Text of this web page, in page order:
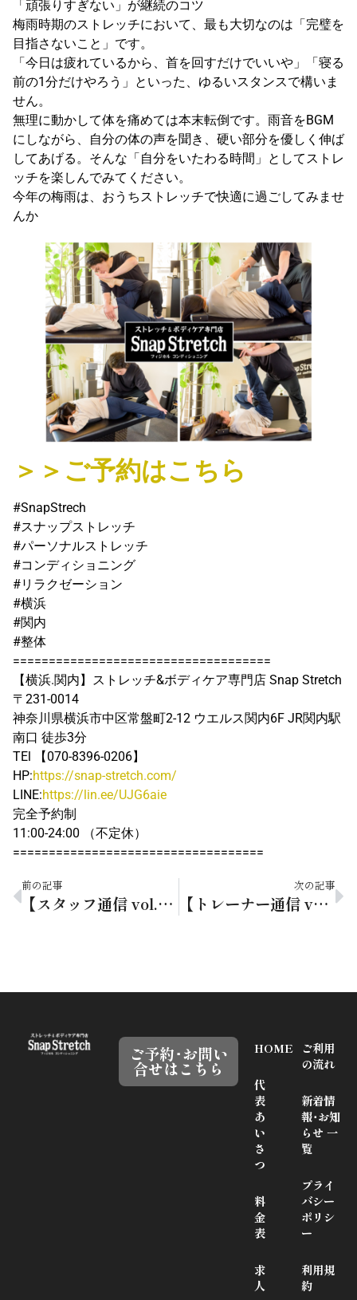
「頑張りすぎない」が継続のコツ
梅雨時期のストレッチにおいて、最も大切なのは「完璧を
目指さないこと」です。
「今日は疲れているから、首を回すだけでいいや」「寝る
前の1分だけやろう」といった、ゆるいスタンスで構いま
せん。
無理に動かして体を痛めては本末転倒です。雨音をBGM
にしながら、自分の体の声を聞き、硬い部分を優しく伸ば
してあげる。そんな「自分をいたわる時間」としてストレ
ッチを楽しんでみてください。
今年の梅雨は、おうちストレッチで快適に過ごしてみませ
んか
＞＞ご予約はこちら
#SnapStrech
#スナップストレッチ
#パーソナルストレッチ
#コンディショニング
#リラクゼーション
#横浜
#関内
#整体
====================================
【横浜.関内】ストレッチ&ボディケア専門店 Snap Stretch
〒231-0014
神奈川県横浜市中区常盤町2-12 ウエルス関内6F JR関内駅
南口 徒歩3分
TEl 【070-8396-0206】
HP:https://snap-stretch.com/
LINE:https://lin.ee/UJG6aie
完全予約制
11:00-24:00 （不定休）
===================================
前の記事
【スタッフ通信 vol.239】「朝食は食べるべき？いらない？」迷ったときの選び方
次の記事
【トレーナー通信 vol.173】夏本番に備える！理想の身体を「引き締め×柔軟」習慣
HOME
代
表
あ
い
さ
つ
料
金
表
求
人
ご利用
の流れ
新着情
報･お知
らせ 一
覧
プライ
バシー
ポリシ
ー
利用規
約
ご予約･お問い
合せはこちら